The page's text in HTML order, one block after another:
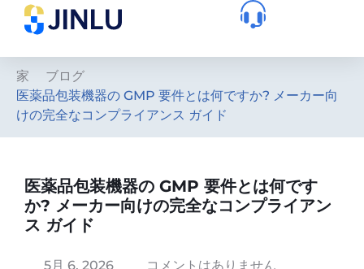
家
ブログ
医薬品包装機器の GMP 要件とは何ですか? メーカー向
けの完全なコンプライアンス ガイド
医薬品包装機器の GMP 要件とは何です
か? メーカー向けの完全なコンプライアン
ス ガイド
5月 6, 2026
コメントはありません